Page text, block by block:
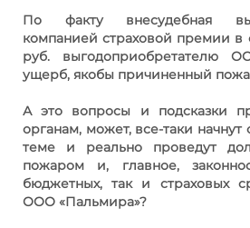
По фактувнесудебная
компанией страховой премии в
руб. выгодоприобретателю
ущерб, якобы причиненный
А это вопросы и подсказки
органам, может, все-таки начнут
теме и реально проведут
пожаром и, главное,
бюджетных, так и страховых
ООО «Пальмира»?